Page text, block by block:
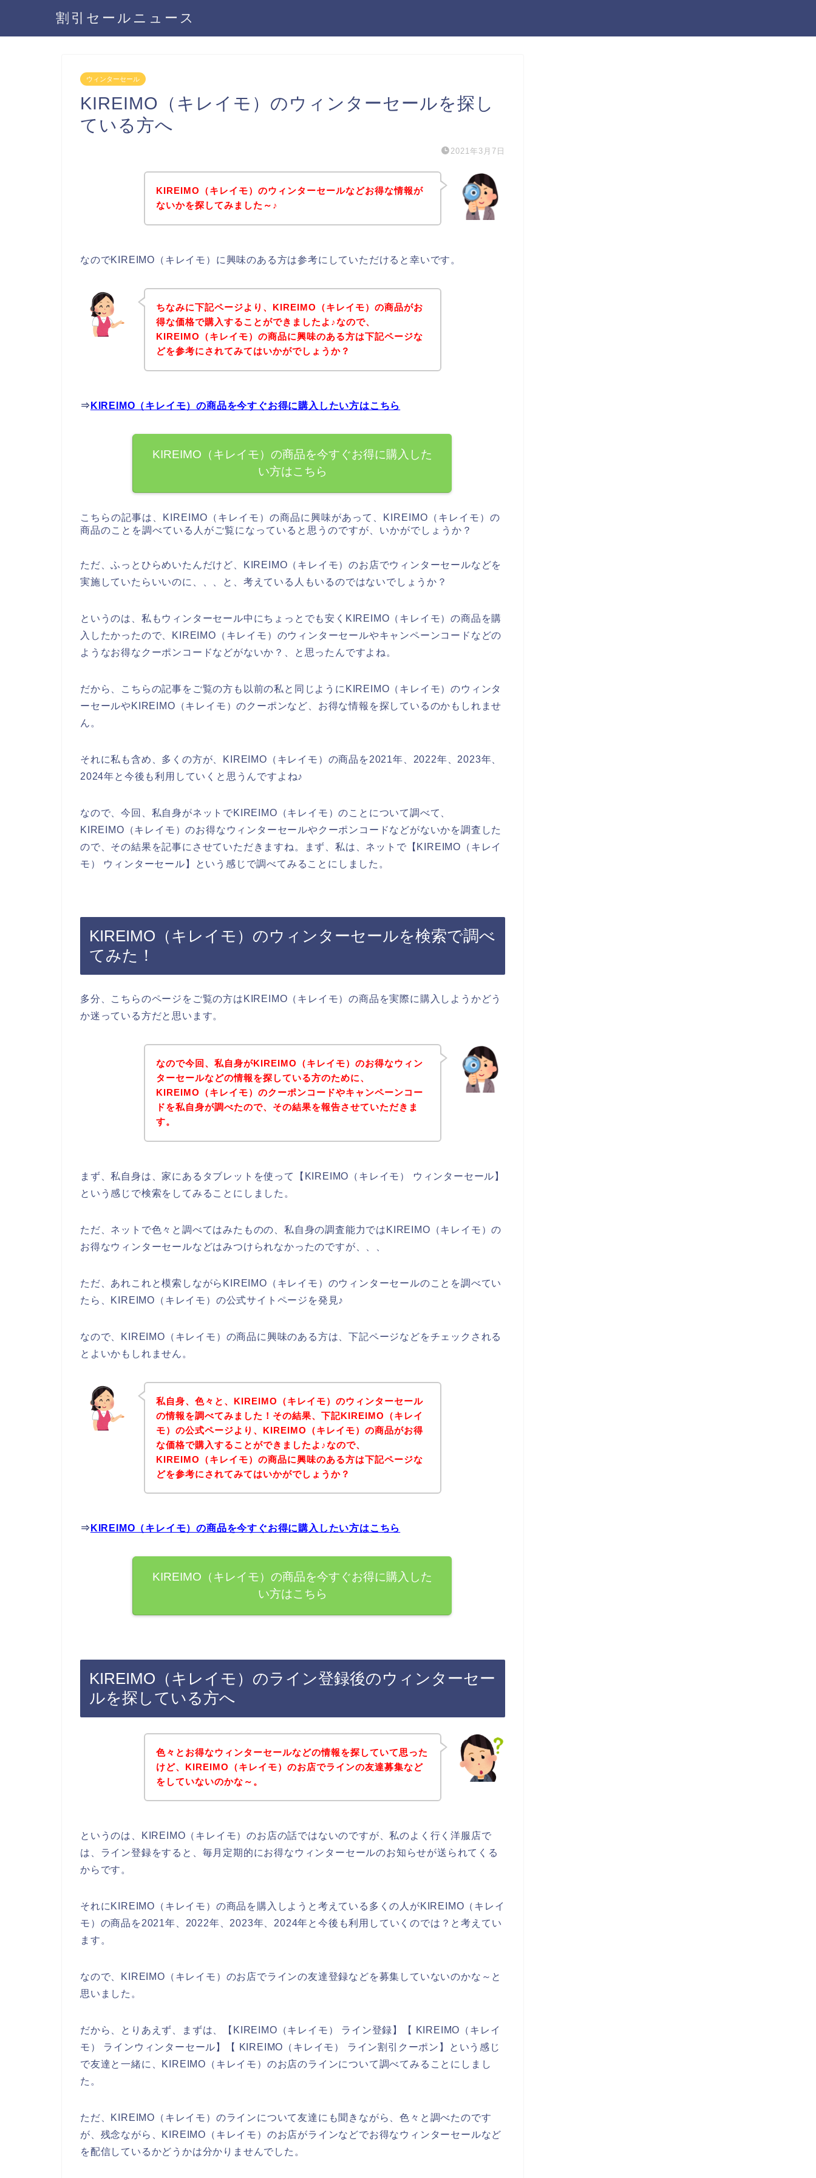
割引セールニュース
ウィンターセール
KIREIMO（キレイモ）のウィンターセールを探し
ている方へ
2021年3月7日
KIREIMO（キレイモ）のウィンターセールなどお得な情報が
ないかを探してみました～♪
なのでKIREIMO（キレイモ）に興味のある方は参考にしていただけると幸いです。
ちなみに下記ページより、KIREIMO（キレイモ）の商品がお
得な価格で購入することができましたよ♪なので、
KIREIMO（キレイモ）の商品に興味のある方は下記ページな
どを参考にされてみてはいかがでしょうか？
⇒ KIREIMO（キレイモ）の商品を今すぐお得に購入したい方はこちら
KIREIMO（キレイモ）の商品を今すぐお得に購入した
い方はこちら
こちらの記事は、KIREIMO（キレイモ）の商品に興味があって、KIREIMO（キレイモ）の
商品のことを調べている人がご覧になっていると思うのですが、いかがでしょうか？
ただ、ふっとひらめいたんだけど、KIREIMO（キレイモ）のお店でウィンターセールなどを
実施していたらいいのに、、、と、考えている人もいるのではないでしょうか？
というのは、私もウィンターセール中にちょっとでも安くKIREIMO（キレイモ）の商品を購
入したかったので、KIREIMO（キレイモ）のウィンターセールやキャンペーンコードなどの
ようなお得なクーポンコードなどがないか？、と思ったんですよね。
だから、こちらの記事をご覧の方も以前の私と同じようにKIREIMO（キレイモ）のウィンタ
ーセールやKIREIMO（キレイモ）のクーポンなど、お得な情報を探しているのかもしれませ
ん。
それに私も含め、多くの方が、KIREIMO（キレイモ）の商品を2021年、2022年、2023年、
2024年と今後も利用していくと思うんですよね♪
なので、今回、私自身がネットでKIREIMO（キレイモ）のことについて調べて、
KIREIMO（キレイモ）のお得なウィンターセールやクーポンコードなどがないかを調査した
ので、その結果を記事にさせていただきますね。まず、私は、ネットで【KIREIMO（キレイ
モ） ウィンターセール】という感じで調べてみることにしました。
KIREIMO（キレイモ）のウィンターセールを検索で調べ
てみた！
多分、こちらのページをご覧の方はKIREIMO（キレイモ）の商品を実際に購入しようかどう
か迷っている方だと思います。
なので今回、私自身がKIREIMO（キレイモ）のお得なウィン
ターセールなどの情報を探している方のために、
KIREIMO（キレイモ）のクーポンコードやキャンペーンコー
ドを私自身が調べたので、その結果を報告させていただきま
す。
まず、私自身は、家にあるタブレットを使って【KIREIMO（キレイモ） ウィンターセール】
という感じで検索をしてみることにしました。
ただ、ネットで色々と調べてはみたものの、私自身の調査能力ではKIREIMO（キレイモ）の
お得なウィンターセールなどはみつけられなかったのですが、、、
ただ、あれこれと模索しながらKIREIMO（キレイモ）のウィンターセールのことを調べてい
たら、KIREIMO（キレイモ）の公式サイトページを発見♪
なので、KIREIMO（キレイモ）の商品に興味のある方は、下記ページなどをチェックされる
とよいかもしれません。
私自身、色々と、KIREIMO（キレイモ）のウィンターセール
の情報を調べてみました！その結果、下記KIREIMO（キレイ
モ）の公式ページより、KIREIMO（キレイモ）の商品がお得
な価格で購入することができましたよ♪なので、
KIREIMO（キレイモ）の商品に興味のある方は下記ページな
どを参考にされてみてはいかがでしょうか？
⇒ KIREIMO（キレイモ）の商品を今すぐお得に購入したい方はこちら
KIREIMO（キレイモ）の商品を今すぐお得に購入した
い方はこちら
KIREIMO（キレイモ）のライン登録後のウィンターセー
ルを探している方へ
色々とお得なウィンターセールなどの情報を探していて思った
けど、KIREIMO（キレイモ）のお店でラインの友達募集など
をしていないのかな～。
というのは、KIREIMO（キレイモ）のお店の話ではないのですが、私のよく行く洋服店で
は、ライン登録をすると、毎月定期的にお得なウィンターセールのお知らせが送られてくる
からです。
それにKIREIMO（キレイモ）の商品を購入しようと考えている多くの人がKIREIMO（キレイ
モ）の商品を2021年、2022年、2023年、2024年と今後も利用していくのでは？と考えてい
ます。
なので、KIREIMO（キレイモ）のお店でラインの友達登録などを募集していないのかな～と
思いました。
だから、とりあえず、まずは、【KIREIMO（キレイモ） ライン登録】【 KIREIMO（キレイ
モ） ラインウィンターセール】【 KIREIMO（キレイモ） ライン割引クーポン】という感じ
で友達と一緒に、KIREIMO（キレイモ）のお店のラインについて調べてみることにしまし
た。
ただ、KIREIMO（キレイモ）のラインについて友達にも聞きながら、色々と調べたのです
が、残念ながら、KIREIMO（キレイモ）のお店がラインなどでお得なウィンターセールなど
を配信しているかどうかは分かりませんでした。